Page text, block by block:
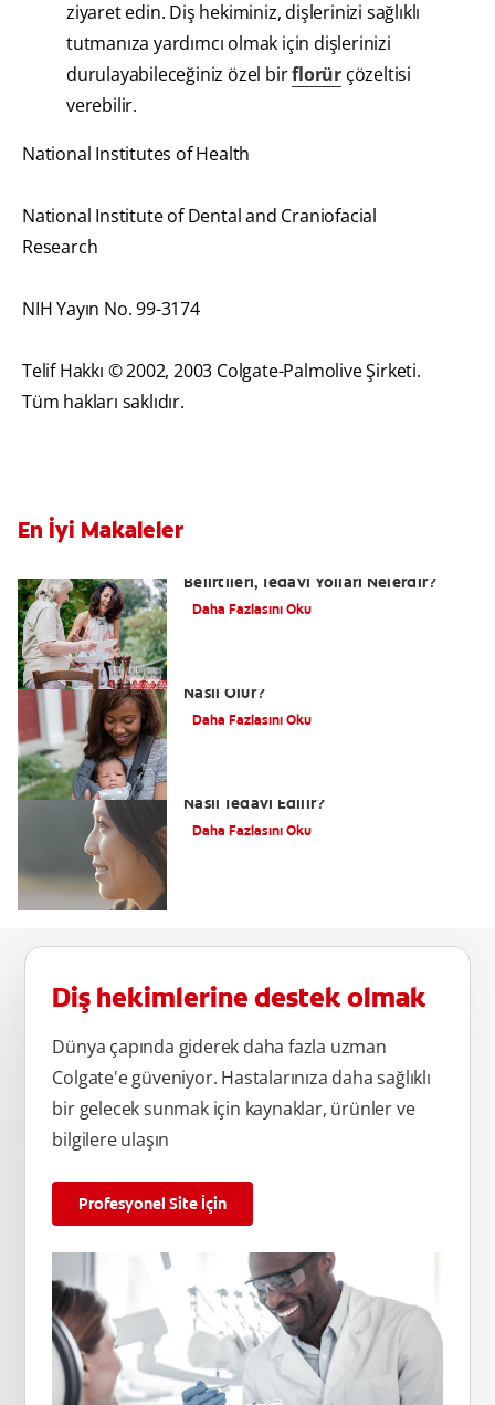
ziyaret edin. Diş hekiminiz, dişlerinizi sağlıklı
tutmanıza yardımcı olmak için dişlerinizi
durulayabileceğiniz özel birflorür çözeltisi
verebilir.
National Institutes of Health
National Institute of Dental and Craniofacial
Research
NIH Yayın No. 99-3174
Telif Hakkı © 2002, 2003 Colgate-Palmolive Şirketi.
Tüm hakları saklıdır.
En İyi Makaleler
Belirtileri, Tedavi Yolları Nelerdir?
Daha Fazlasını Oku
Nasıl Olur?
Daha Fazlasını Oku
Nasıl Tedavi Edilir?
Daha Fazlasını Oku
Diş hekimlerine destek olmak
Dünya çapında giderek daha fazla uzman
Colgate'e güveniyor. Hastalarınıza daha sağlıklı
bir gelecek sunmak için kaynaklar, ürünler ve
bilgilere ulaşın
Profesyonel Site İçin